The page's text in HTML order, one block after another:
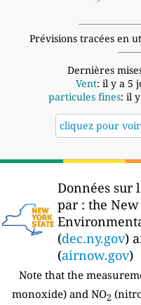
Prévisions tracées en
Dernières
Vent: il y a 5
particules fines: il
cliquez pour
Données sur
par : the
(dec.ny.gov)
(airnow.gov)
Note that the
monoxide) and NO2